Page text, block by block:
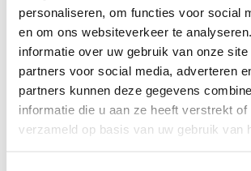
personaliseren, om functies voor social
en om ons websiteverkeer te
informatie over uw gebruik van onze site
partners voor social media, adverteren
partners kunnen deze gegevens
informatie die u aan ze heeft verstrekt of
verzameld op basis van uw gebruik van
Folty - pen houder
vanaf € 1,28
Bedrukt geleverd in: 5 werkdag(en)
Onbedrukt geleverd in: 3 werkdag(en)